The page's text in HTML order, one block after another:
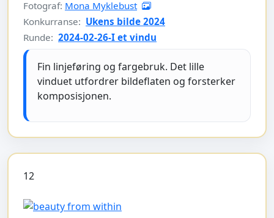
Fotograf: Mona Myklebust
Konkurranse: Ukens bilde 2024
Runde: 2024-02-26-I et vindu
Fin linjeføring og fargebruk. Det lille
vinduet utfordrer bildeflaten og forsterker
komposisjonen.
12